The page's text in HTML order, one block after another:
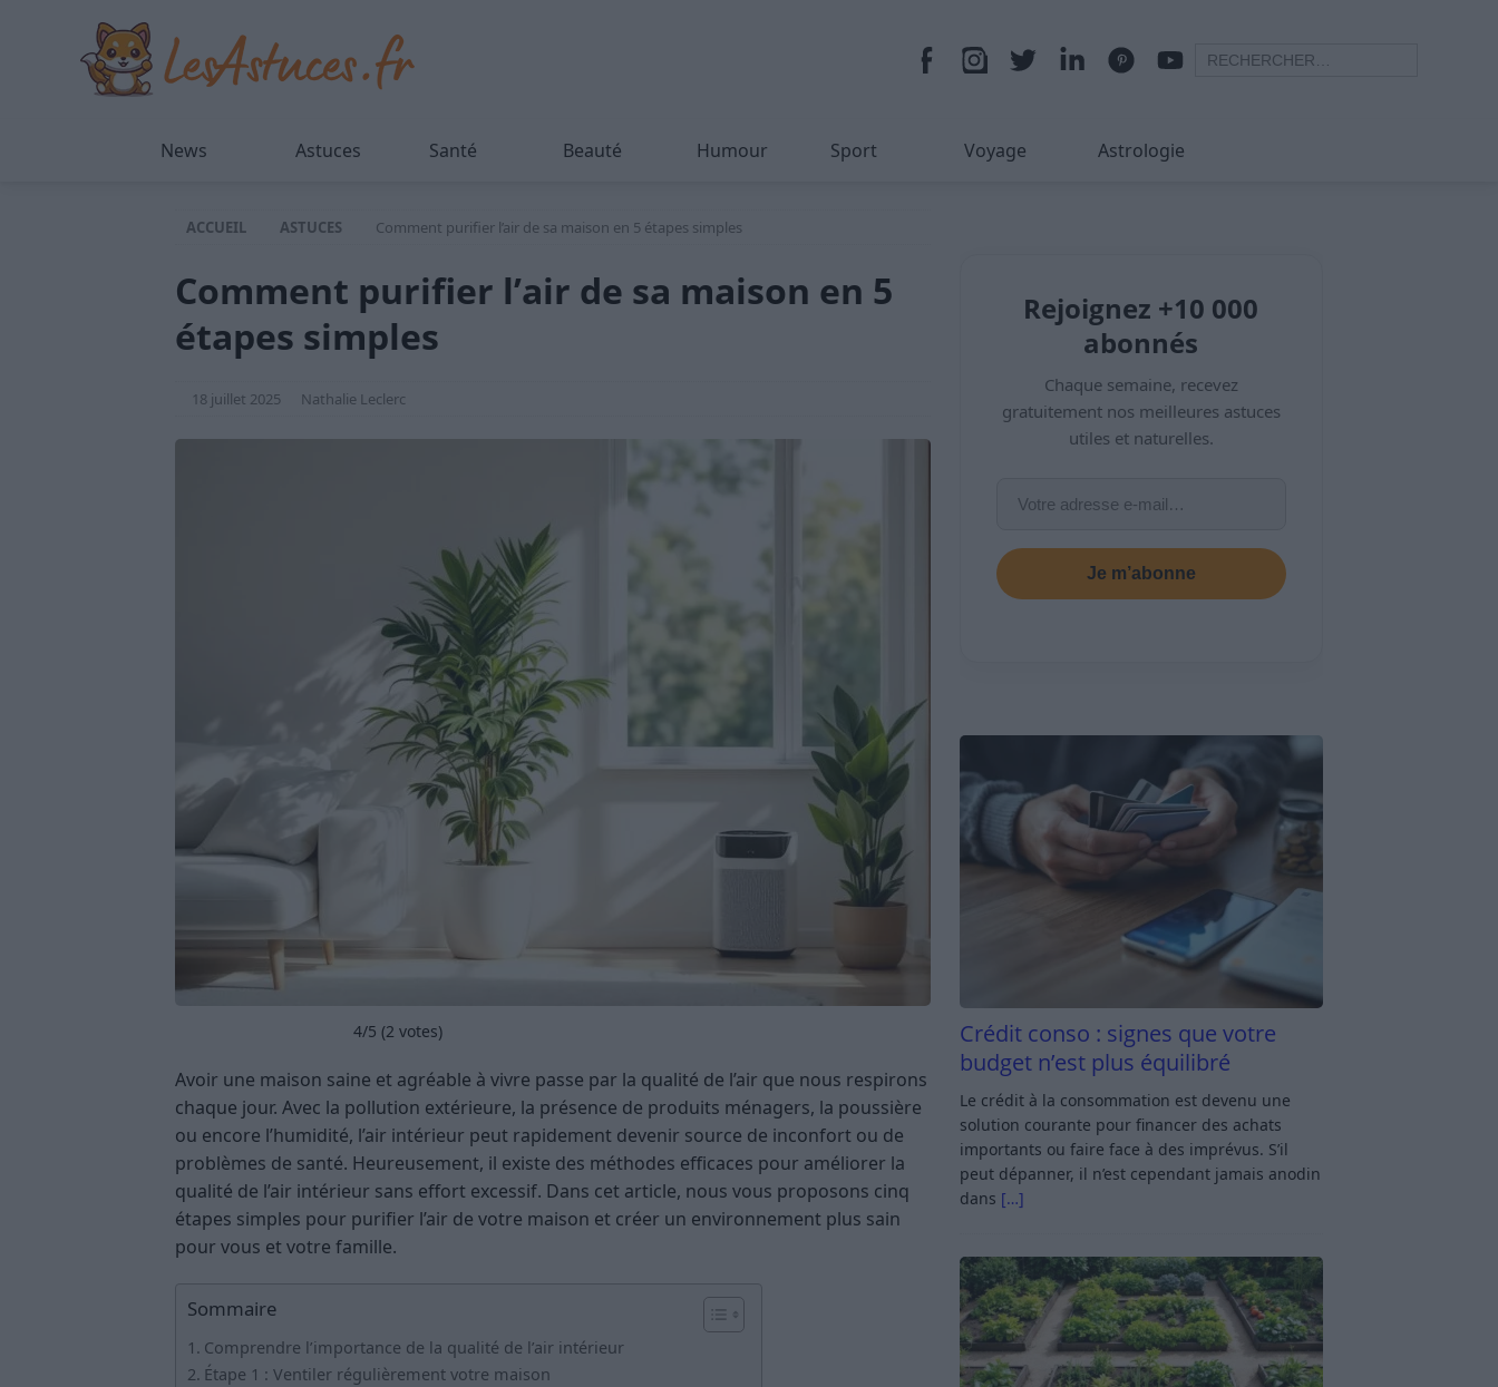
News Astuces Santé Beauté Humour Sport Voyage Astrologie
ACCUEIL ASTUCES Comment purifier l’air de sa maison en 5 étapes simples
Comment purifier l’air de sa maison en 5
étapes simples
18 juillet 2025 Nathalie Leclerc
4/5 (2 votes)
Avoir une maison saine et agréable à vivre passe par la qualité de l’air que nous respirons
chaque jour. Avec la pollution extérieure, la présence de produits ménagers, la poussière
ou encore l’humidité, l’air intérieur peut rapidement devenir source de inconfort ou de
problèmes de santé. Heureusement, il existe des méthodes efficaces pour améliorer la
qualité de l’air intérieur sans effort excessif. Dans cet article, nous vous proposons cinq
étapes simples pour purifier l’air de votre maison et créer un environnement plus sain
pour vous et votre famille.
Sommaire
Comprendre l’importance de la qualité de l’air intérieur
Étape 1 : Ventiler régulièrement votre maison
Rejoignez +10 000
abonnés
Chaque semaine, recevez
gratuitement nos meilleures astuces
utiles et naturelles.
Je m’abonne
Crédit conso : signes que votre
budget n’est plus équilibré
Le crédit à la consommation est devenu une
solution courante pour financer des achats
importants ou faire face à des imprévus. S’il
peut dépanner, il n’est cependant jamais anodin
dans […]